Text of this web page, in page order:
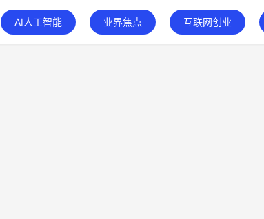
AI人工智能 业界焦点 互联网创业